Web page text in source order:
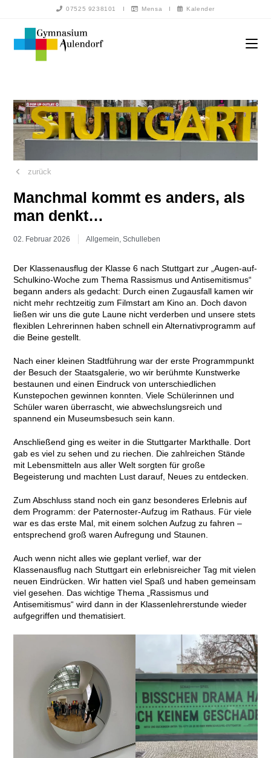
07525 9238101 I Mensa I Kalender
zurück
Manchmal kommt es anders, als
man denkt…
02. Februar 2026 Allgemein ,Schulleben
Der Klassenausflug der Klasse 6 nach Stuttgart zur „Augen-auf-
Schulkino-Woche zum Thema Rassismus und Antisemitismus“
begann anders als gedacht: Durch einen Zugausfall kamen wir
nicht mehr rechtzeitig zum Filmstart am Kino an. Doch davon
ließen wir uns die gute Laune nicht verderben und unsere stets
flexiblen Lehrerinnen haben schnell ein Alternativprogramm auf
die Beine gestellt.
Nach einer kleinen Stadtführung war der erste Programmpunkt
der Besuch der Staatsgalerie, wo wir berühmte Kunstwerke
bestaunen und einen Eindruck von unterschiedlichen
Kunstepochen gewinnen konnten. Viele Schülerinnen und
Schüler waren überrascht, wie abwechslungsreich und
spannend ein Museumsbesuch sein kann.
Anschließend ging es weiter in die Stuttgarter Markthalle. Dort
gab es viel zu sehen und zu riechen. Die zahlreichen Stände
mit Lebensmitteln aus aller Welt sorgten für große
Begeisterung und machten Lust darauf, Neues zu entdecken.
Zum Abschluss stand noch ein ganz besonderes Erlebnis auf
dem Programm: der Paternoster-Aufzug im Rathaus. Für viele
war es das erste Mal, mit einem solchen Aufzug zu fahren –
entsprechend groß waren Aufregung und Staunen.
Auch wenn nicht alles wie geplant verlief, war der
Klassenausflug nach Stuttgart ein erlebnisreicher Tag mit vielen
neuen Eindrücken. Wir hatten viel Spaß und haben gemeinsam
viel gesehen. Das wichtige Thema „Rassismus und
Antisemitismus“ wird dann in der Klassenlehrerstunde wieder
aufgegriffen und thematisiert.